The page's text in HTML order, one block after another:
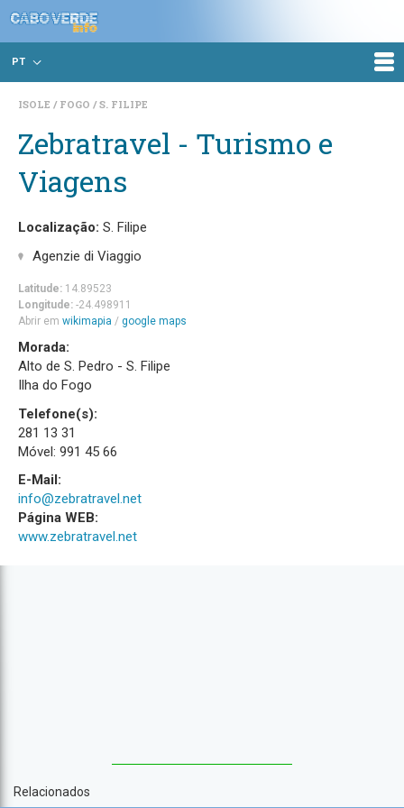
PT
ISOLE FOGO S. FILIPE
Zebratravel - Turismo e
Viagens
Localização: S. Filipe
Agenzie di Viaggio
Latitude: 14.89523
Longitude: -24.498911
Abrir em wikimapia / google maps
Morada:
Alto de S. Pedro - S. Filipe
Ilha do Fogo
Telefone(s):
281 13 31
Móvel: 991 45 66
E-Mail:
info@zebratravel.net
Página WEB:
www.zebratravel.net
Relacionados